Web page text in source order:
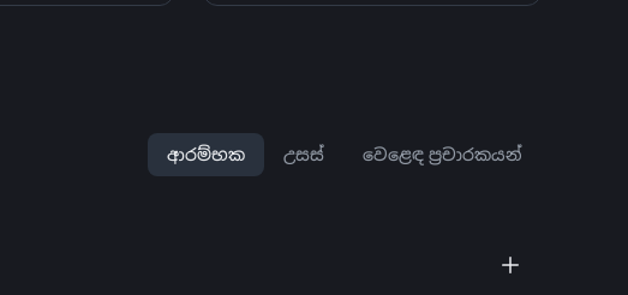
ආරම්භක උසස් වෙළෙඳ ප්‍රචාරකයන්